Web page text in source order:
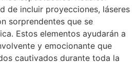
de incluir proyecciones, láseres
sorprendentes que se
Estos elementos ayudarán a
y emocionante que
cautivados durante toda la